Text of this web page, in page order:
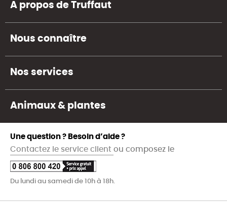
A propos de Truffaut
Nous connaître
Nos services
Animaux & plantes
Une question ? Besoin d’aide ?
Contactez le service client ou composez le
Du lundi au samedi de 10h à 18h.